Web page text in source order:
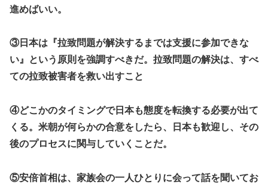
進めばいい。
③日本は『拉致問題が解決するまでは支援に参加できな
い』という原則を強調すべきだ。拉致問題の解決は、すべ
ての拉致被害者を救い出すこと
④どこかのタイミングで日本も態度を転換する必要が出て
くる。米朝が何らかの合意をしたら、日本も歓迎し、その
後のプロセスに関与していくことだ。
⑤安倍首相は、家族会の一人ひとりに会って話を聞いてお